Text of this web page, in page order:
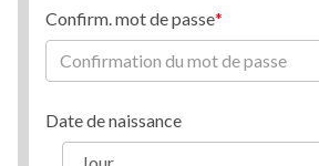
Confirm. mot de passe
Date de naissance